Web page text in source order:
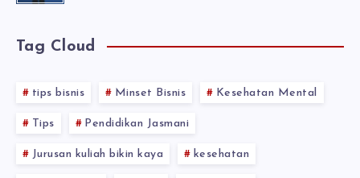
Tag Cloud
tips bisnis Minset Bisnis Kesehatan Mental
Tips Pendidikan Jasmani
Jurusan kuliah bikin kaya kesehatan